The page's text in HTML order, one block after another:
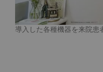
導入した各種機器を来院患